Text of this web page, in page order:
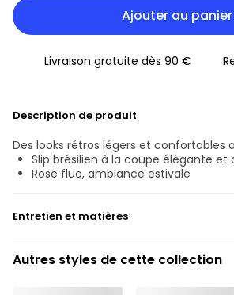
Ajouter au panier
Livraison gratuite dès 90 €
Description de produit
Des looks rétros légers et confortables
Slip brésilien à la coupe élégante
Rose fluo, ambiance estivale
Entretien et matières
Ne pas blanchir
Lavage professionnel exclu
Autres styles de cette collection